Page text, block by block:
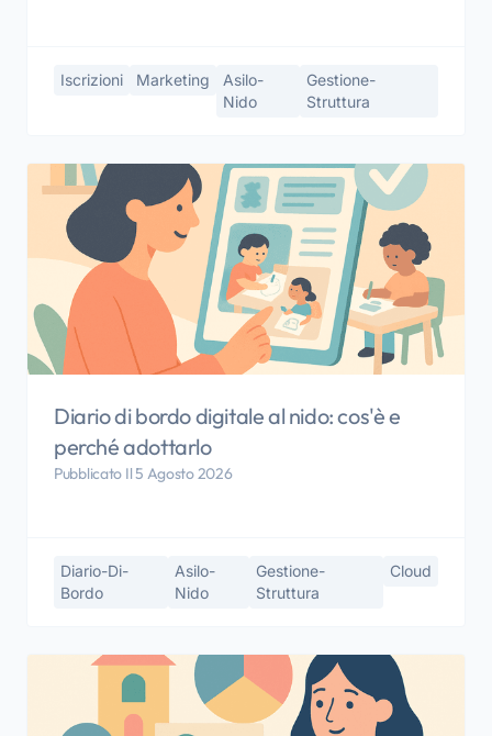
Iscrizioni Marketing
Asilo-
Nido
Gestione-
Struttura
Diario di bordo digitale al nido: cos'è e
perché adottarlo
Pubblicato Il 5 Agosto 2026
Diario-Di-
Bordo
Asilo-
Nido
Gestione-
Struttura
Cloud